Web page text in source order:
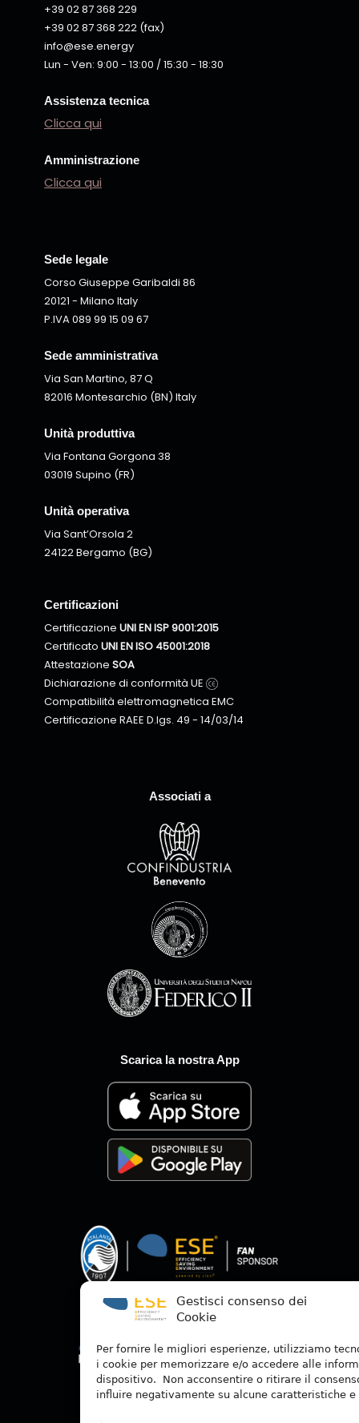
Gestisci consenso dei
Cookie
Per fornire le migliori esperienze, utilizziamo
i cookie per memorizzare e/o accedere alle
dispositivo. Non acconsentire o ritirare il
influire negativamente su alcune caratteristiche e
+39 02 87 368 229
+39 02 87 368 222 (fax)
info@ese.energy
Lun - Ven: 9:00 - 13:00 / 15:30 - 18:30
Assistenza tecnica
Clicca qui
Amministrazione
Clicca qui
Sede legale
Corso Giuseppe Garibaldi 86
20121 - Milano Italy
P.IVA 089 99 15 09 67
Sede amministrativa
Via San Martino, 87 Q
82016 Montesarchio (BN) Italy
Unità produttiva
Via Fontana Gorgona 38
03019 Supino (FR)
Unità operativa
Via Sant’Orsola 2
24122 Bergamo (BG)
Certificazioni
Certificazione UNI EN ISP 9001:2015
Certificato UNI EN ISO 45001:2018
Attestazione SOA
Dichiarazione di conformità UE
Compatibilità elettromagnetica EMC
Certificazione RAEE D.lgs. 49 - 14/03/14
Associati a
Scarica la nostra App